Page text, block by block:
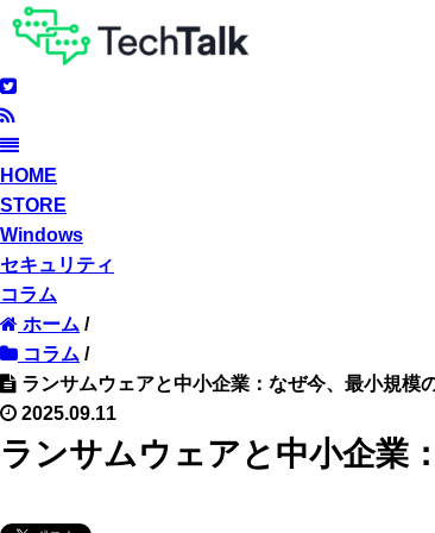
HOME
STORE
Windows
セキュリティ
コラム
ホーム /
コラム /
ランサムウェアと中小企業：なぜ今、最小規模
2025.09.11
ランサムウェアと中小企業